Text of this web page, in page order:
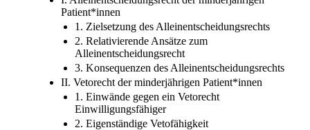
Patient*innen
1. Zielsetzung des Alleinentscheidungsrechts
2. Relativierende Ansätze zum
Alleinentscheidungsrecht
3. Konsequenzen des Alleinentscheidungsrechts
II. Vetorecht der minderjährigen Patient*innen
1. Einwände gegen ein Vetorecht
Einwilligungsfähiger
2. Eigenständige Vetofähigkeit